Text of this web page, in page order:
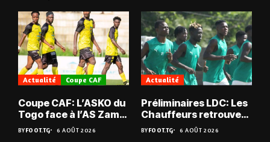
Actualité Coupe CAF
Coupe CAF: L’ASKO du
Togo face à l’AS Zam
du Niger
BYFOOT.TG 6 AOÛT 2026
Actualité
Préliminaires LDC: Les
Chauffeurs retrouvent
les Mimos
BYFOOT.TG 6 AOÛT 2026